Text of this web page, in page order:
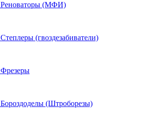
Реноваторы (МФИ)
Степлеры (гвоздезабиватели)
Фрезеры
Бороздоделы (Штроборезы)